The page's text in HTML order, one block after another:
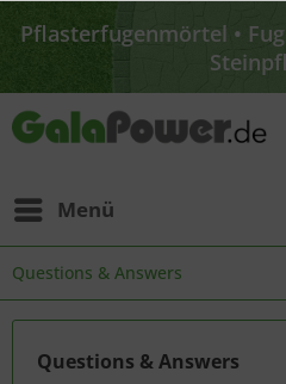
Pflasterfugenmörtel •
Sparen Sie
Ratingen
Pflasterfugenmörtel •
Menü
Questions & Answers
Questions & Answers